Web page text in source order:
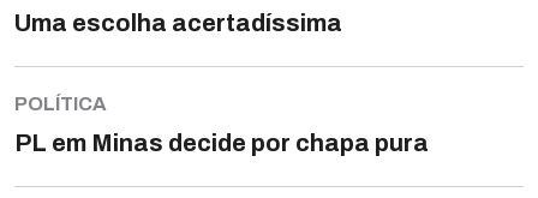
Uma escolha acertadíssima
POLÍTICA
PL em Minas decide por chapa pura